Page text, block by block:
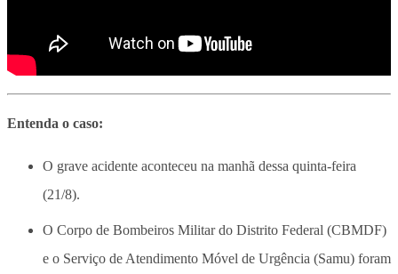
Entenda o caso:
O grave acidente aconteceu na manhã dessa quinta-feira
(21/8).
O Corpo de Bombeiros Militar do Distrito Federal (CBMDF)
e o Serviço de Atendimento Móvel de Urgência (Samu) foram